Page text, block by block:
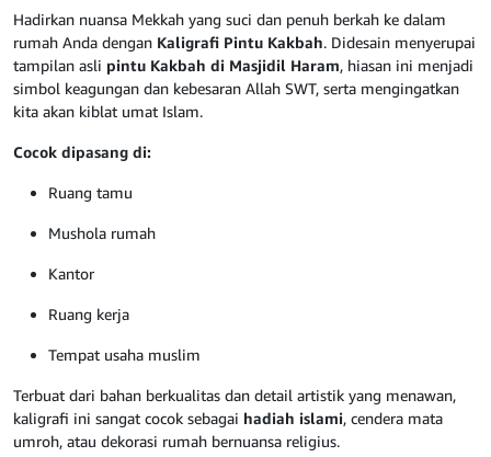
Hadirkan nuansa Mekkah yang suci dan penuh berkah ke dalam
rumah Anda dengan Kaligrafi Pintu Kakbah. Didesain menyerupai
tampilan asli pintu Kakbah di Masjidil Haram, hiasan ini menjadi
simbol keagungan dan kebesaran Allah SWT, serta mengingatkan
kita akan kiblat umat Islam.
Cocok dipasang di:
Ruang tamu
Mushola rumah
Kantor
Ruang kerja
Tempat usaha muslim
Terbuat dari bahan berkualitas dan detail artistik yang menawan,
kaligrafi ini sangat cocok sebagai hadiah islami, cendera mata
umroh, atau dekorasi rumah bernuansa religius.